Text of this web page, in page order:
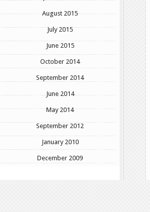
August 2015
July 2015
June 2015
October 2014
September 2014
June 2014
May 2014
September 2012
January 2010
December 2009